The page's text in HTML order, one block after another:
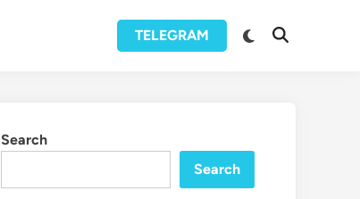
TELEGRAM
Switch
Open
Search
Search